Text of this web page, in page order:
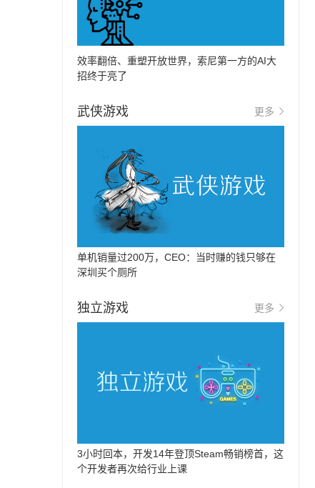
效率翻倍、重塑开放世界，索尼第一方的AI大
招终于亮了
武侠游戏 更多
单机销量过200万，CEO：当时赚的钱只够在
深圳买个厕所
独立游戏 更多
3小时回本，开发14年登顶Steam畅销榜首，这
个开发者再次给行业上课